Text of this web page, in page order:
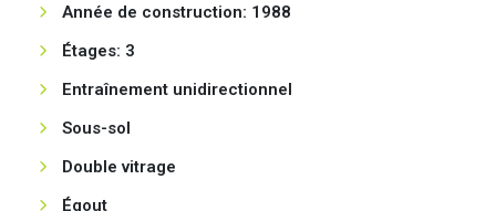
Année de construction: 1988
Étages: 3
Entraînement unidirectionnel
Sous-sol
Double vitrage
Égout